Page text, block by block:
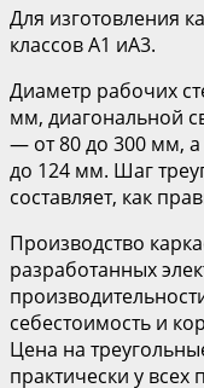
Для изготовления
классов А1 иА3.
Диаметр рабочих
мм, диагональной
— от 80 до 300 мм,
до 124 мм. Шаг
составляет, как
Производство
разработанных
себестоимость и
Цена на
практически у всех